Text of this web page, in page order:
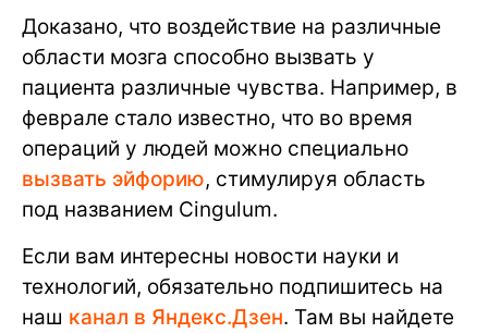
Доказано, что воздействие на различные
области мозга способно вызвать у
пациента различные чувства. Например, в
феврале стало известно, что во время
операций у людей можно специально
вызвать эйфорию, стимулируя область
под названием Cingulum.
Если вам интересны новости науки и
технологий, обязательно подпишитесь на
наш канал в Яндекс.Дзен. Там вы найдете